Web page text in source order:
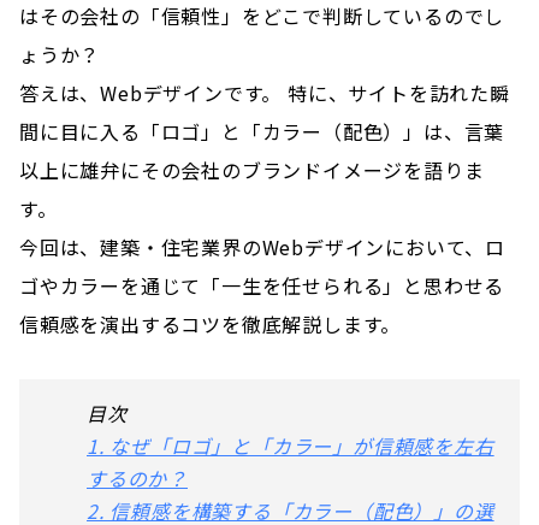
はその会社の「信頼性」をどこで判断しているのでし
ょうか？
答えは、Webデザインです。 特に、サイトを訪れた瞬
間に目に入る「ロゴ」と「カラー（配色）」は、言葉
以上に雄弁にその会社のブランドイメージを語りま
す。
今回は、建築・住宅業界のWebデザインにおいて、ロ
ゴやカラーを通じて「一生を任せられる」と思わせる
信頼感を演出するコツを徹底解説します。
目次
1. なぜ「ロゴ」と「カラー」が信頼感を左右
するのか？
2. 信頼感を構築する「カラー（配色）」の選